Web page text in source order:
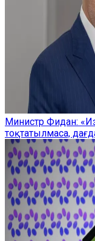
Министр Фидан:
тоқтатылмаса,